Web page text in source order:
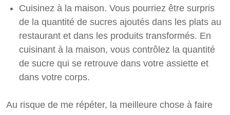
Cuisinez à la maison. Vous pourriez être surpris
de la quantité de sucres ajoutés dans les plats au
restaurant et dans les produits transformés. En
cuisinant à la maison, vous contrôlez la quantité
de sucre qui se retrouve dans votre assiette et
dans votre corps.
Au risque de me répéter, la meilleure chose à faire